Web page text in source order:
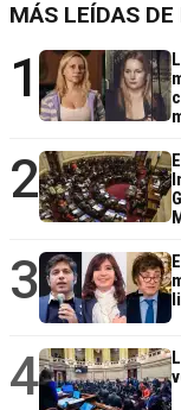
MÁS LEÍDAS DE
1
2
3
4